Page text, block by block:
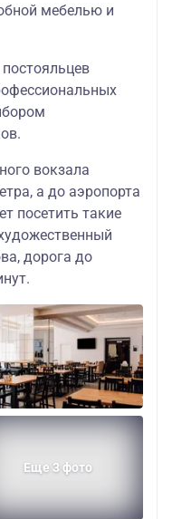
мебелью и
вокзала
а до аэропорта
посетить такие
дорога до
Еще 3 фото